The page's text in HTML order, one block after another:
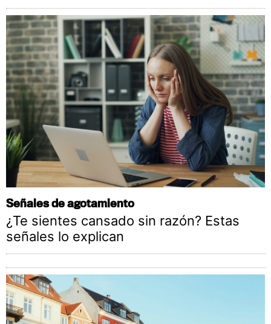
Señales de agotamiento
¿Te sientes cansado sin razón? Estas
señales lo explican